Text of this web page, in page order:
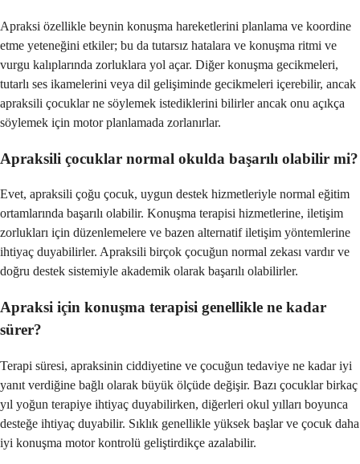
Apraksi özellikle beynin konuşma hareketlerini planlama ve koordine
etme yeteneğini etkiler; bu da tutarsız hatalara ve konuşma ritmi ve
vurgu kalıplarında zorluklara yol açar. Diğer konuşma gecikmeleri,
tutarlı ses ikamelerini veya dil gelişiminde gecikmeleri içerebilir, ancak
apraksili çocuklar ne söylemek istediklerini bilirler ancak onu açıkça
söylemek için motor planlamada zorlanırlar.
Apraksili çocuklar normal okulda başarılı olabilir mi?
Evet, apraksili çoğu çocuk, uygun destek hizmetleriyle normal eğitim
ortamlarında başarılı olabilir. Konuşma terapisi hizmetlerine, iletişim
zorlukları için düzenlemelere ve bazen alternatif iletişim yöntemlerine
ihtiyaç duyabilirler. Apraksili birçok çocuğun normal zekası vardır ve
doğru destek sistemiyle akademik olarak başarılı olabilirler.
Apraksi için konuşma terapisi genellikle ne kadar
sürer?
Terapi süresi, apraksinin ciddiyetine ve çocuğun tedaviye ne kadar iyi
yanıt verdiğine bağlı olarak büyük ölçüde değişir. Bazı çocuklar birkaç
yıl yoğun terapiye ihtiyaç duyabilirken, diğerleri okul yılları boyunca
desteğe ihtiyaç duyabilir. Sıklık genellikle yüksek başlar ve çocuk daha
iyi konuşma motor kontrolü geliştirdikçe azalabilir.